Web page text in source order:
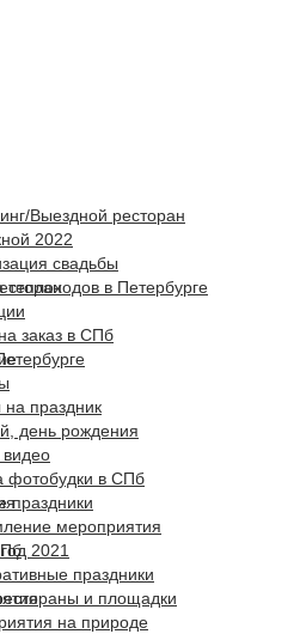
Выездной ресторан
2022
свадьбы
теплоходов в Петербурге
заказ в СПб
на праздник
день рождения
фотобудки в СПб
праздники
мероприятия
2021
праздники
и площадки
на природе